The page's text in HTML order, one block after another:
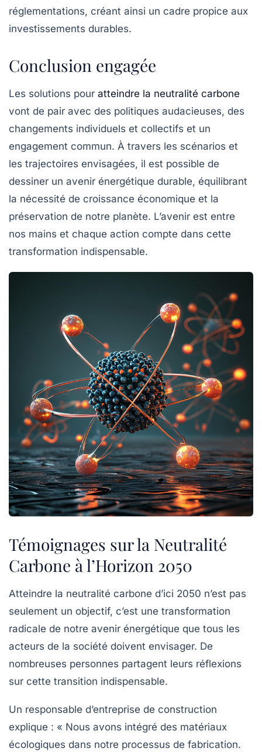
réglementations, créant ainsi un cadre propice aux
investissements durables.
Conclusion engagée
Les solutions pour atteindre la neutralité carbone
vont de pair avec des politiques audacieuses, des
changements individuels et collectifs et un
engagement commun. À travers les scénarios et
les trajectoires envisagées, il est possible de
dessiner un avenir énergétique durable, équilibrant
la nécessité de croissance économique et la
préservation de notre planète. L’avenir est entre
nos mains et chaque action compte dans cette
transformation indispensable.
Témoignages sur la Neutralité
Carbone à l’Horizon 2050
Atteindre la neutralité carbone d’ici 2050 n’est pas
seulement un objectif, c’est une transformation
radicale de notre avenir énergétique que tous les
acteurs de la société doivent envisager. De
nombreuses personnes partagent leurs réflexions
sur cette transition indispensable.
Un responsable d’entreprise de construction
explique : « Nous avons intégré des matériaux
écologiques dans notre processus de fabrication.